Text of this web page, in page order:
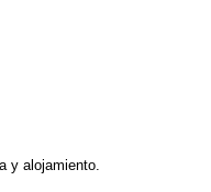
y alojamiento.